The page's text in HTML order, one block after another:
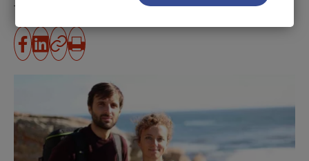
Temps de lecture estimé 4 minute(s)
partager
facebook
partager
linkedin
Copier
Imprimer